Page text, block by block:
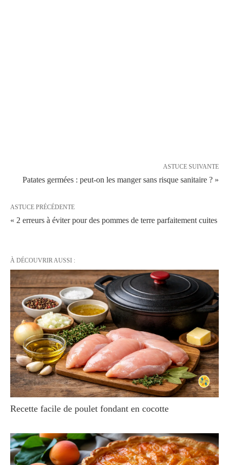
ASTUCE SUIVANTE
Patates germées : peut-on les manger sans risque sanitaire ? »
ASTUCE PRÉCÉDENTE
« 2 erreurs à éviter pour des pommes de terre parfaitement cuites
À DÉCOUVRIR AUSSI :
Recette facile de poulet fondant en cocotte